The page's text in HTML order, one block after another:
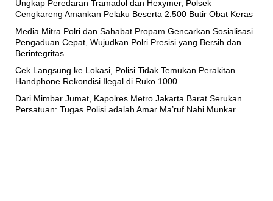
Ungkap Peredaran Tramadol dan Hexymer, Polsek
Cengkareng Amankan Pelaku Beserta 2.500 Butir Obat Keras
Media Mitra Polri dan Sahabat Propam Gencarkan Sosialisasi
Pengaduan Cepat, Wujudkan Polri Presisi yang Bersih dan
Berintegritas
Cek Langsung ke Lokasi, Polisi Tidak Temukan Perakitan
Handphone Rekondisi Ilegal di Ruko 1000
Dari Mimbar Jumat, Kapolres Metro Jakarta Barat Serukan
Persatuan: Tugas Polisi adalah Amar Ma’ruf Nahi Munkar